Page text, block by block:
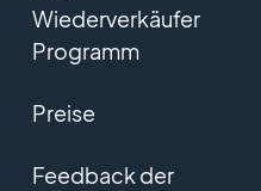
Wiederverkäufer
Programm
Preise
Feedback der